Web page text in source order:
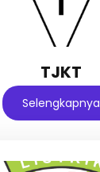
TJKT
Selengkapnya